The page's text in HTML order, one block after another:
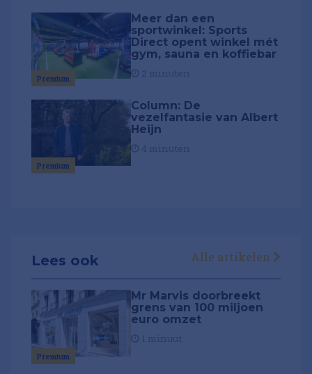
Premium
Meer dan een
sportwinkel: Sports
Direct opent winkel mét
gym, sauna en koffiebar
Premium
Column: De
vezelfantasie van Albert
Heijn
Lees ook Alle artikelen
Premium
Mr Marvis doorbreekt
grens van 100 miljoen
euro omzet